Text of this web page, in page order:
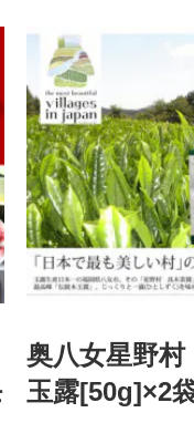
奥八女星野
玉露[50g]×2